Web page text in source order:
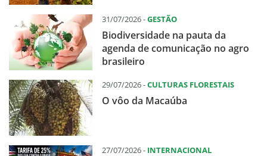
31/07/2026 -GESTÃO
Biodiversidade na pauta da
agenda de comunicação no agro
brasileiro
29/07/2026 -CULTURAS FLORESTAIS
O vôo da Macaúba
27/07/2026 - INTERNACIONAL